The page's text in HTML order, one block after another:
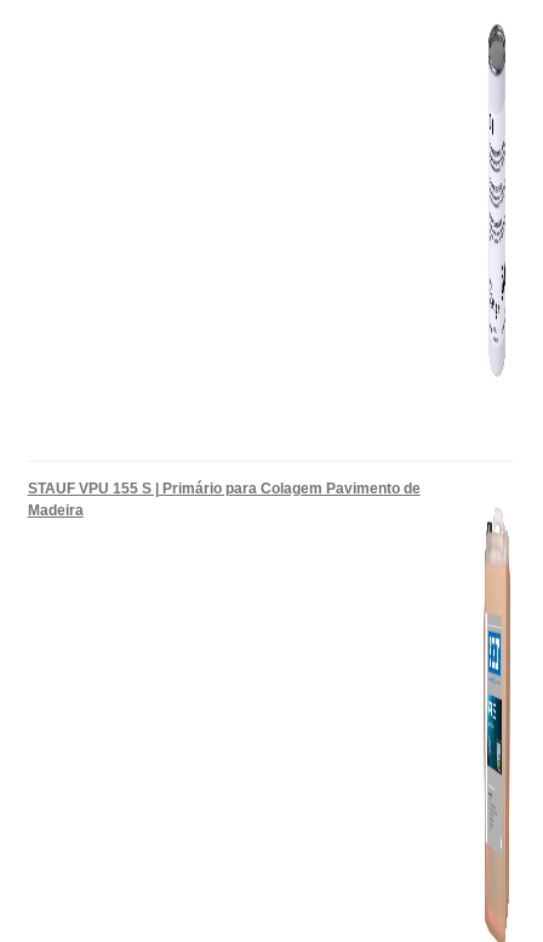
STAUF VPU 155 S | Primário para Colagem Pavimento de
Madeira